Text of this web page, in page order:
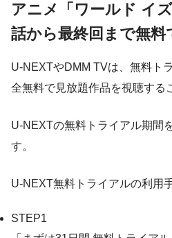
アニメ「ワールド イ
話から最終回まで無料
U-NEXTやDMM TVは、無料ト
全無料で見放題作品を視聴する
U-NEXTの無料トライアル期間
す。
U-NEXT無料トライアルの利用
STEP1